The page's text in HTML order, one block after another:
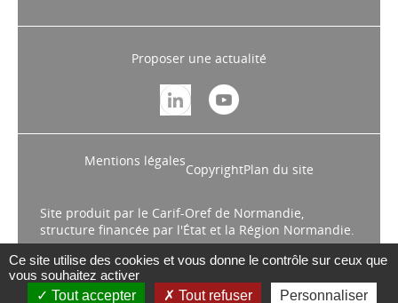
Proposer une actualité
Mentions légales
CopyrightPlan du site
Site produit par le Carif-Oref de Normandie,
structure financée par l'État et la Région Normandie.
Ce site utilise des cookies et vous donne le contrôle sur ceux que
vous souhaitez activer
Tout accepter
Tout refuser Personnaliser